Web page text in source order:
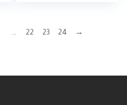
… 22 23 24 →